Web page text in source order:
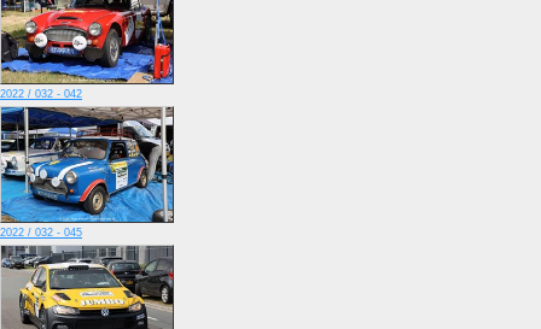
2022 / 032 - 042
2022 / 032 - 045